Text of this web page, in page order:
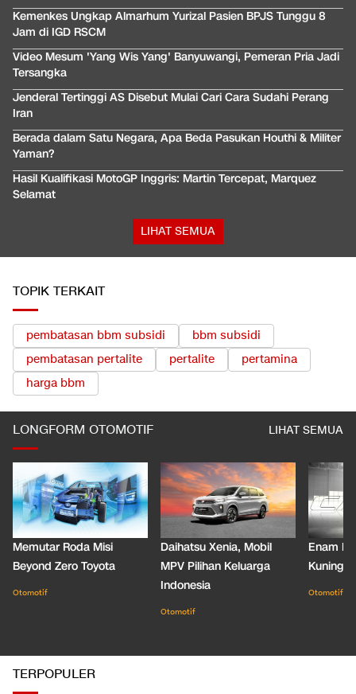
Kemenkes Ungkap Almarhum Yurizal Pasien BPJS Tunggu 8
Jam di IGD RSCM
Video Mesum 'Yang Wis Yang' Banyuwangi, Pemeran Pria Jadi
Tersangka
Jenderal Tertinggi AS Disebut Mulai Cari Cara Sudahi Perang
Iran
Berada dalam Satu Negara, Apa Beda Pasukan Houthi & Militer
Yaman?
Hasil Kualifikasi MotoGP Inggris: Martin Tercepat, Marquez
Selamat
LIHAT SEMUA
TOPIK TERKAIT
pembatasan bbm subsidi
bbm subsidi
pembatasan pertalite
pertalite
pertamina
harga bbm
LONGFORM OTOMOTIF LIHAT SEMUA
Memutar Roda Misi
Beyond Zero Toyota
Otomotif
Daihatsu Xenia, Mobil
MPV Pilihan Keluarga
Indonesia
Otomotif
Enam
Kuning
Otomotif
TERPOPULER